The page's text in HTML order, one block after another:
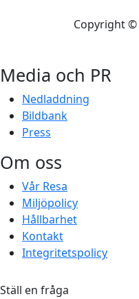
Copyright ©
Media och PR
Nedladdning
Bildbank
Press
Om oss
Vår Resa
Miljöpolicy
Hållbarhet
Kontakt
Integritetspolicy
Ställ en fråga